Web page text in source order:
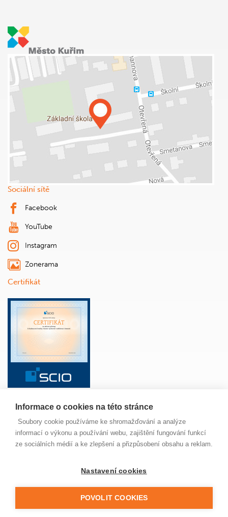
Sociální sítě
Facebook
YouTube
Instagram
Zonerama
Certifikát
ŠKOLA ANGLICKÝ JAZYK ŽÁCI
PAVUČINKA
JÍDELNA
MAPA SERVERU
NOVINKY
© 2022 Základní škola Jungmannova Kuřim, příspěvková
Informace o cookies na této stránce
Soubory cookie používáme ke shromažďování a analýze
informací o výkonu a používání webu, zajištění fungování funkcí
ze sociálních médií a ke zlepšení a přizpůsobení obsahu a reklam.
Nastavení cookies
POVOLIT COOKIES